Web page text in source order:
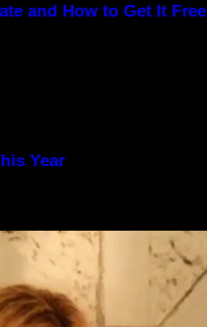
and How to Get It Free
Year